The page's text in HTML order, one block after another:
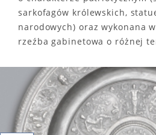
sarkofagów królewskich,
narodowych) oraz wykonana
rzeźba gabinetowa o różnej